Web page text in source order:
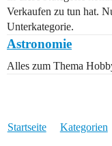
Verkaufen zu tun hat.
Unterkategorie.
Astronomie
Alles zum Thema
Startseite Kategorien